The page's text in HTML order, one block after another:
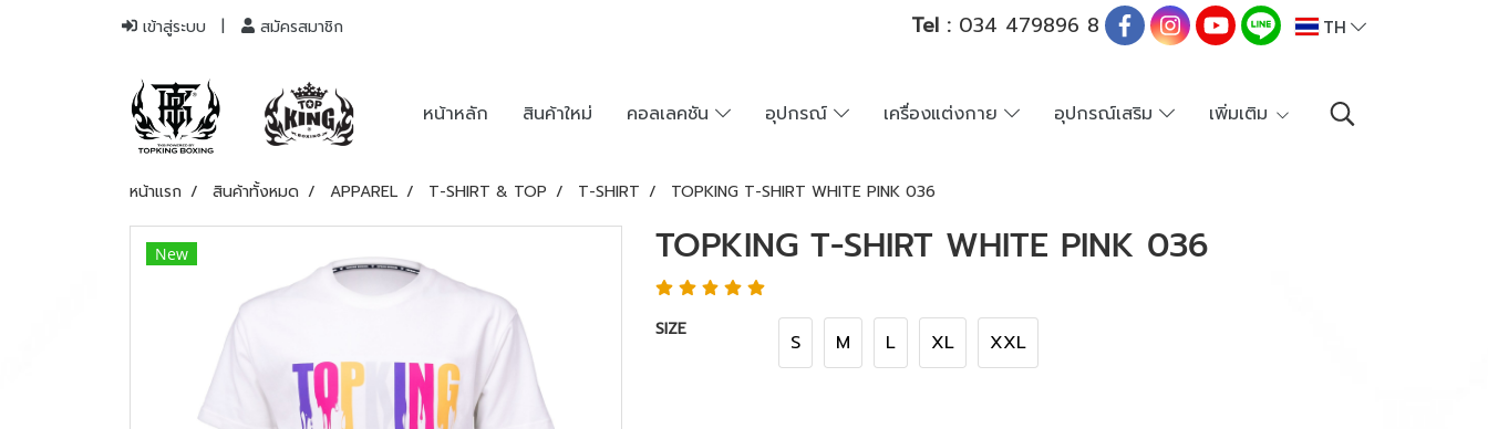
เข้าสู่ระบบ สมัครสมาชิก Tel :034 479896 8 TH
หน้าหลัก สินค้าใหม่ คอลเลคชัน อุปกรณ์ เครื่องแต่งกาย อุปกรณ์เสริม เพิ่มเติม
หน้าแรก สินค้าทั้งหมด APPAREL T-SHIRT & TOP T-SHIRT TOPKING T-SHIRT WHITE PINK 036
New TOPKING T-SHIRT WHITE PINK 036
SIZE
S M L XL XXL